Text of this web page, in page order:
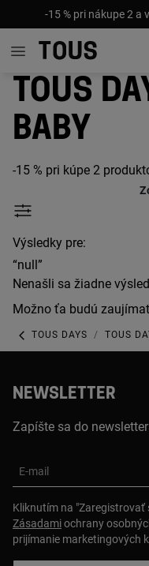
-15 % pri nákupe 2 a
TOUS
Baby
-15 % pri kúpe 2
Výsledky pre:
“null”
Nenašli sa žiadne
Možno ťa budú
TOUS DAYS TOUS
NEWSLETTER
Zapíšte sa do
E-mail
Kliknutím na "Zaregistrovať
Zásadamiochrany
prijímanie marketingových